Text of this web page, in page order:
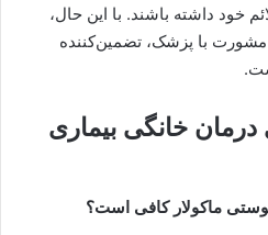
خود داشته باشند. با این حال،
با پزشک، تضمین‌کننده
خانگی بیماری
ماکولار کافی است؟